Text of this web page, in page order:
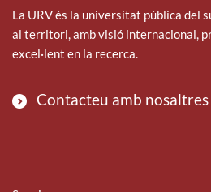
La URV és la universitat pública del
al territori, amb visió internacional,
excel·lent en la recerca.
Contacteu amb nosaltres